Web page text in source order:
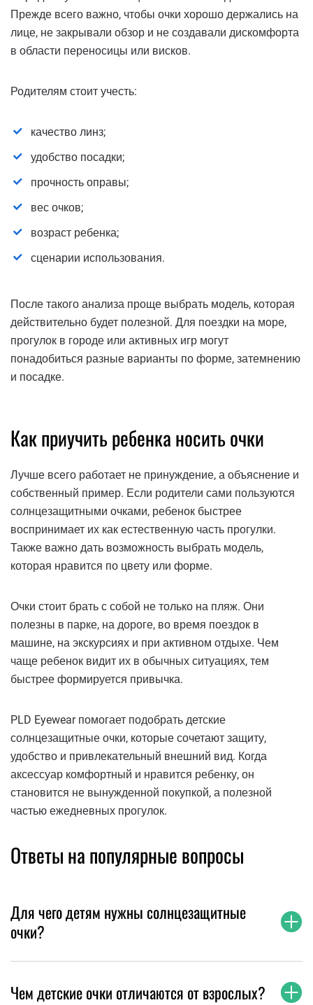
Прежде всего важно, чтобы очки хорошо держались на
лице, не закрывали обзор и не создавали дискомфорта
в области переносицы или висков.
Родителям стоит учесть:
качество линз;
удобство посадки;
прочность оправы;
вес очков;
возраст ребенка;
сценарии использования.
После такого анализа проще выбрать модель, которая
действительно будет полезной. Для поездки на море,
прогулок в городе или активных игр могут
понадобиться разные варианты по форме, затемнению
и посадке.
Как приучить ребенка носить очки
Лучше всего работает не принуждение, а объяснение и
собственный пример. Если родители сами пользуются
солнцезащитными очками, ребенок быстрее
воспринимает их как естественную часть прогулки.
Также важно дать возможность выбрать модель,
которая нравится по цвету или форме.
Очки стоит брать с собой не только на пляж. Они
полезны в парке, на дороге, во время поездок в
машине, на экскурсиях и при активном отдыхе. Чем
чаще ребенок видит их в обычных ситуациях, тем
быстрее формируется привычка.
PLD Eyewear помогает подобрать детские
солнцезащитные очки, которые сочетают защиту,
удобство и привлекательный внешний вид. Когда
аксессуар комфортный и нравится ребенку, он
становится не вынужденной покупкой, а полезной
частью ежедневных прогулок.
Ответы на популярные вопросы
Для чего детям нужны солнцезащитные
очки?
Чем детские очки отличаются от взрослых?